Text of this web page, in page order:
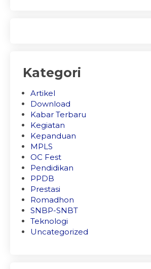
Kategori
Artikel
Download
Kabar Terbaru
Kegiatan
Kepanduan
MPLS
OC Fest
Pendidikan
PPDB
Prestasi
Romadhon
SNBP-SNBT
Teknologi
Uncategorized